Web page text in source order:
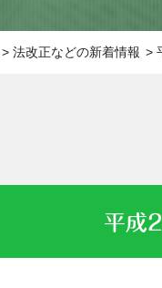
法改正などの新着情報
平成